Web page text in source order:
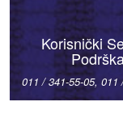
Korisnički
011 / 341-55-05, 011